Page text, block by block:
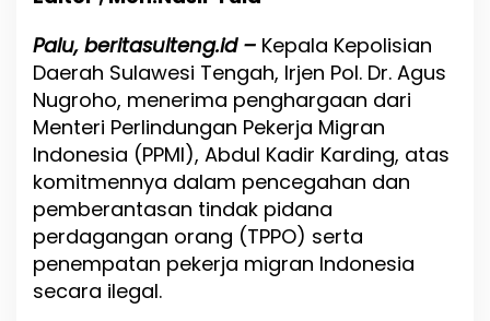
P
O
:
K
a
p
o
l
d
a
S
Palu, beritasulteng.id – Kepala Kepolisian
Daerah Sulawesi Tengah, Irjen Pol. Dr. Agus
Nugroho, menerima penghargaan dari
Menteri Perlindungan Pekerja Migran
Indonesia (PPMI), Abdul Kadir Karding, atas
komitmennya dalam pencegahan dan
pemberantasan tindak pidana
perdagangan orang (TPPO) serta
penempatan pekerja migran Indonesia
secara ilegal.